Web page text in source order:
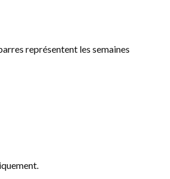
représentent les semaines